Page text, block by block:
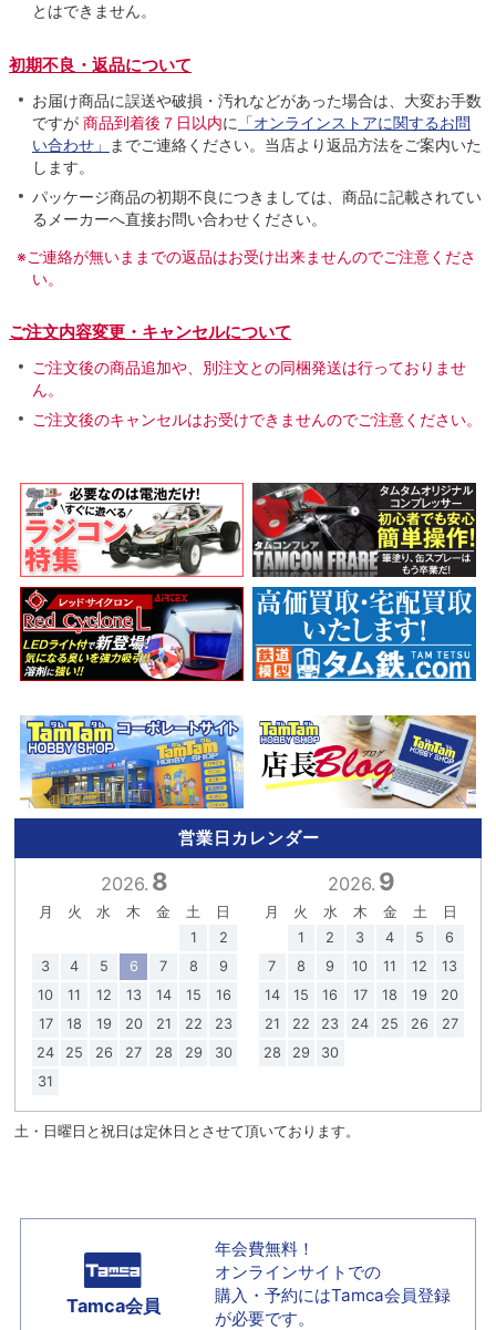
とはできません。
初期不良・返品について
お届け商品に誤送や破損・汚れなどがあった場合は、大変お手数
ですが 商品到着後７日以内に 「オンラインストアに関するお問
い合わせ」
までご連絡ください。当店より返品方法をご案内いた
します。
パッケージ商品の初期不良につきましては、商品に記載されてい
るメーカーへ直接お問い合わせください。
※ご連絡が無いままでの返品はお受け出来ませんのでご注意くださ
い。
ご注文内容変更・キャンセルについて
ご注文後の商品追加や、別注文との同梱発送は行っておりませ
ん。
ご注文後のキャンセルはお受けできませんのでご注意ください。
営業日カレンダー
2026. 8
月 火 水 木 金 土
日
1
2
3
4 5 6 7 8
9
10
11 12 13 14 15
16
17
18 19 20 21 22
23
24
25 26 27 28 29
30
31
2026. 9
月 火 水 木 金 土
日
1
2 3 4 5
6
7
8 9 10 11 12
13
14
15 16 17 18 19
20
21
22 23 24 25 26
27
28
29 30
土・日曜日と祝日は定休日とさせて頂いております。
Tamca会員
年会費無料！
オンラインサイトでの
購入・予約にはTamca会員登録
が必要です。